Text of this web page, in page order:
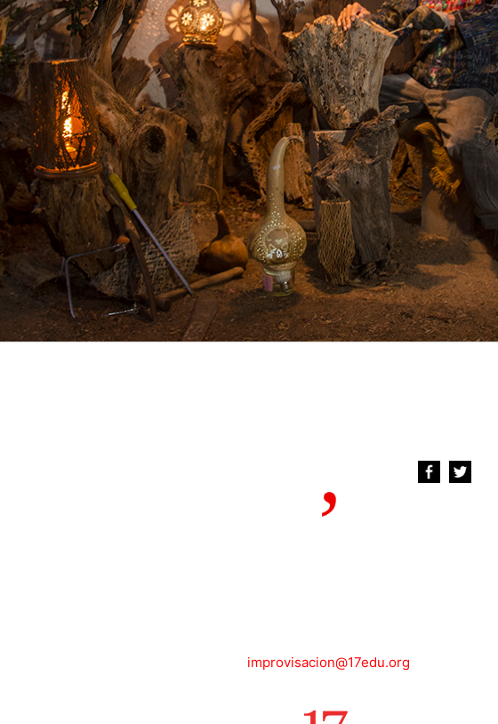
improvisacion@17edu.org